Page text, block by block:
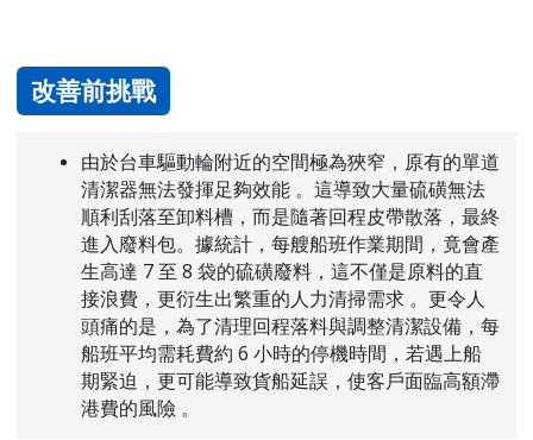
改善前挑戰
由於台車驅動輪附近的空間極為狹窄，原有的單道
清潔器無法發揮足夠效能 。這導致大量硫磺無法
順利刮落至卸料槽，而是隨著回程皮帶散落，最終
進入廢料包。據統計，每艘船班作業期間，竟會產
生高達 7 至 8 袋的硫磺廢料，這不僅是原料的直
接浪費，更衍生出繁重的人力清掃需求 。更令人
頭痛的是，為了清理回程落料與調整清潔設備，每
船班平均需耗費約 6 小時的停機時間，若遇上船
期緊迫，更可能導致貨船延誤，使客戶面臨高額滯
港費的風險 。